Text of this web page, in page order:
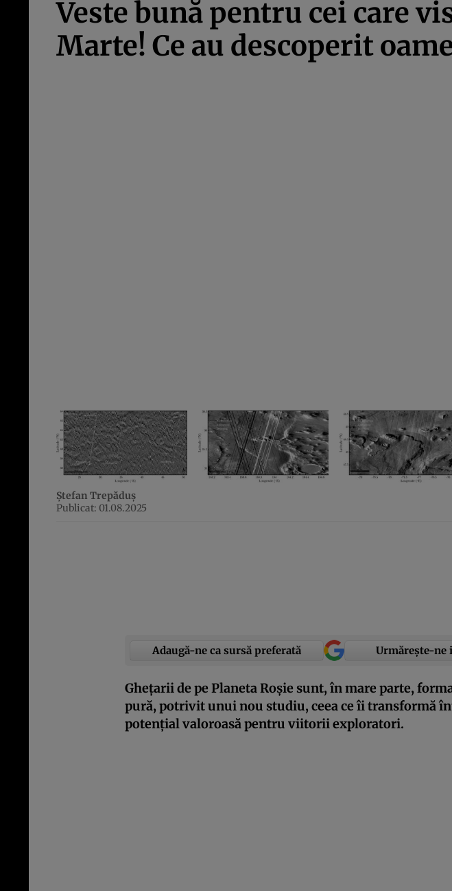
Veste bună pentru cei care
Marte! Ce au descoperit
Ștefan Trepăduș
Publicat: 01.08.2025
Adaugă-ne ca sursă preferată Urmărește-ne
Ghețarii de pe Planeta Roșie sunt, în mare parte,
pură, potrivit unui nou studiu, ceea ce îi transformă
potențial valoroasă pentru viitorii exploratori.